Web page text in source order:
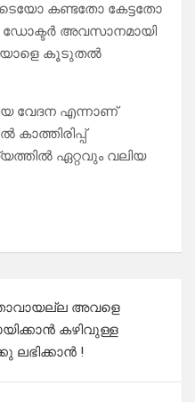
കണ്ടതോ കേട്ടതോ
അവസാനമായി
കൂടുതൽ
വേദന എന്നാണ്
ഏറ്റവും വലിയ
അവളെ
കഴിവുള്ള
ലഭിക്കാൻ !